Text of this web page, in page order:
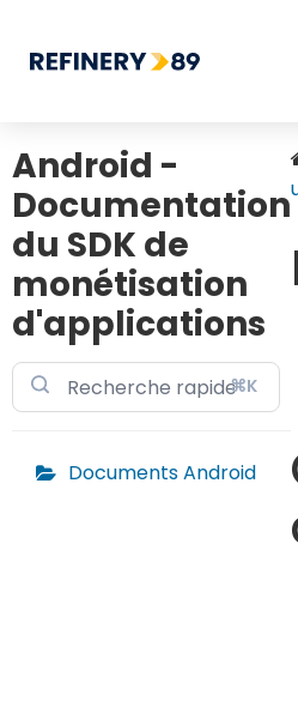
Android -
Documentation
du SDK de
monétisation
d'applications
⌘K
Documents Android